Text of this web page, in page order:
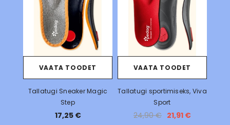
VAATA TOODET
Tallatugi Sneaker Magic
Step
17,25 €
VAATA TOODET
Tallatugi sportimiseks, Viva
Sport
24,90 € 21,91 €